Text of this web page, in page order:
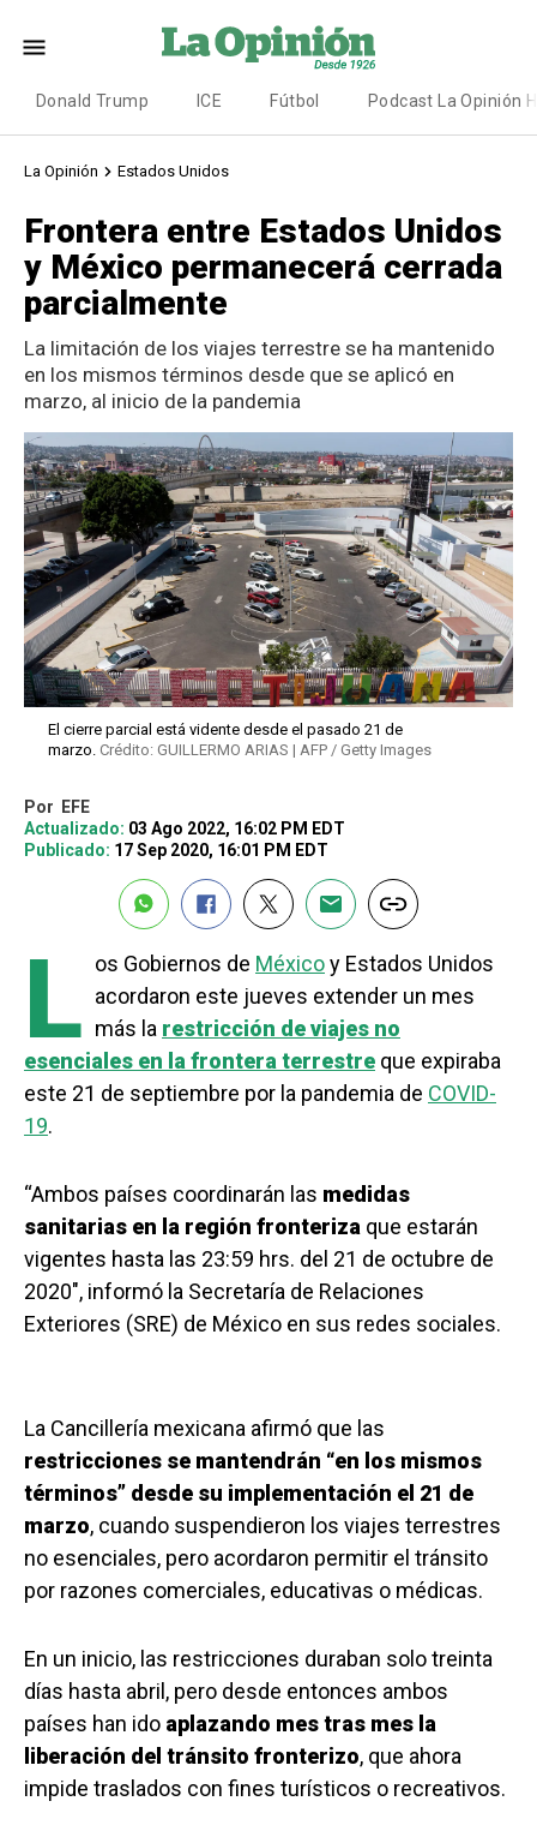
Donald Trump ICE Fútbol Podcast La Opinión
La Opinión Estados Unidos
Frontera entre Estados Unidos
y México permanecerá cerrada
parcialmente
La limitación de los viajes terrestre se ha mantenido
en los mismos términos desde que se aplicó en
marzo, al inicio de la pandemia
El cierre parcial está vidente desde el pasado 21 de
marzo. Crédito: GUILLERMO ARIAS | AFP / Getty Images
Por
EFE
Actualizado: 03 Ago 2022, 16:02 PM EDT
Publicado: 17 Sep 2020, 16:01 PM EDT
L os Gobiernos de Méxicoy Estados Unidos
acordaron este jueves extender un mes
más la restricción de viajes no
esenciales en la frontera terrestre que expiraba
este 21 de septiembre por la pandemia de COVID-
19.
“Ambos países coordinarán las medidas
sanitarias en la región fronteriza que estarán
vigentes hasta las 23:59 hrs. del 21 de octubre de
2020″, informó la Secretaría de Relaciones
Exteriores (SRE) de México en sus redes sociales.
La Cancillería mexicana afirmó que las
restricciones se mantendrán “en los mismos
términos” desde su implementación el 21 de
marzo, cuando suspendieron los viajes terrestres
no esenciales, pero acordaron permitir el tránsito
por razones comerciales, educativas o médicas.
En un inicio, las restricciones duraban solo treinta
días hasta abril, pero desde entonces ambos
países han ido aplazando mes tras mes la
liberación del tránsito fronterizo, que ahora
impide traslados con fines turísticos o recreativos.